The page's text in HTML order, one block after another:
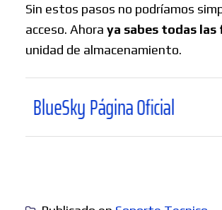
Sin estos pasos no podríamos
acceso. Ahora ya sabes todas
unidad de almacenamiento.
Página Oficial TikTok